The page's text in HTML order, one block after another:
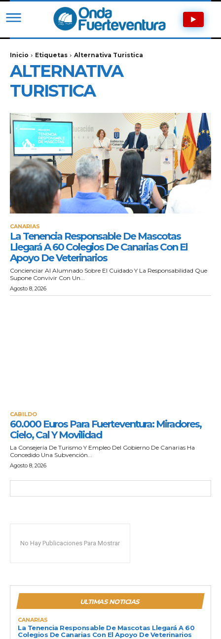
Inicio Etiquetas Alternativa Turistica
ALTERNATIVA
TURISTICA
CANARIAS
La Tenencia Responsable De Mascotas
Llegará A 60 Colegios De Canarias Con El
Apoyo De Veterinarios
Concienciar Al Alumnado Sobre El Cuidado Y La Responsabilidad Que
Supone Convivir Con Un...
Agosto 8, 2026
CABILDO
60.000 Euros Para Fuerteventura: Miradores,
Cielo, Cal Y Movilidad
La Consejería De Turismo Y Empleo Del Gobierno De Canarias Ha
Concedido Una Subvención...
Agosto 8, 2026
No Hay Publicaciones Para Mostrar
ULTIMAS NOTICIAS
CANARIAS
La Tenencia Responsable De Mascotas Llegará A 60
Colegios De Canarias Con El Apoyo De Veterinarios